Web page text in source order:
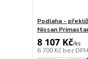
Podlaha -
Nissan
8 107 Kč/ks
6 700 Kč bez DPH